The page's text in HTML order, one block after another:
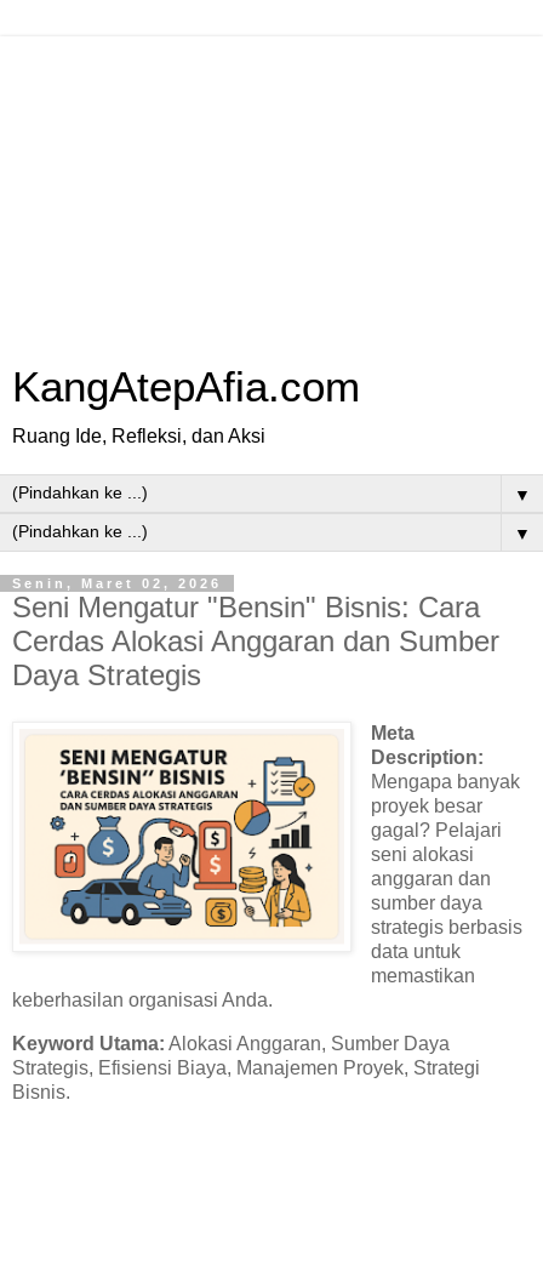
KangAtepAfia.com
Ruang Ide, Refleksi, dan Aksi
▼
▼
Senin, Maret 02, 2026
Seni Mengatur "Bensin" Bisnis: Cara
Cerdas Alokasi Anggaran dan Sumber
Daya Strategis
Meta
Description:
Mengapa banyak
proyek besar
gagal? Pelajari
seni alokasi
anggaran dan
sumber daya
strategis berbasis
data untuk
memastikan
keberhasilan organisasi Anda.
Keyword Utama: Alokasi Anggaran, Sumber Daya
Strategis, Efisiensi Biaya, Manajemen Proyek, Strategi
Bisnis.